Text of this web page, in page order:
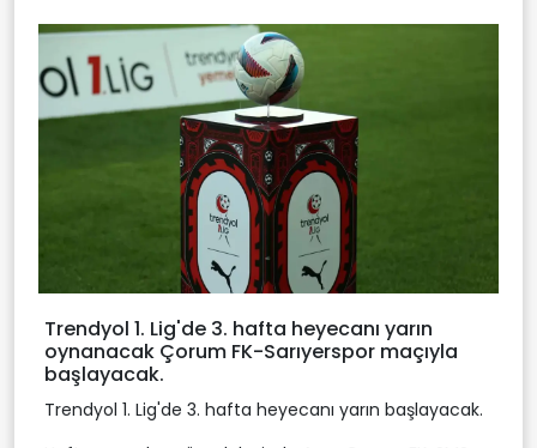
Trendyol 1. Lig'de 3. hafta heyecanı yarın
oynanacak Çorum FK-Sarıyerspor maçıyla
başlayacak.
Trendyol 1. Lig'de 3. hafta heyecanı yarın başlayacak.